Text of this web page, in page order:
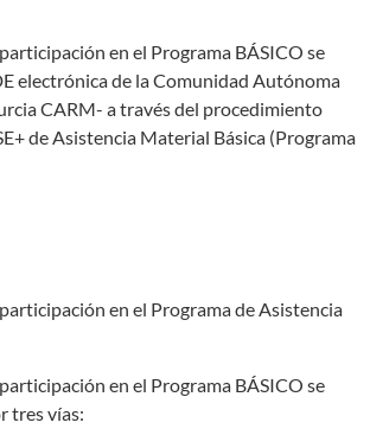
en el Programa BÁSICO se
electrónica de la Comunidad Autónoma
CARM- a través del procedimiento
de Asistencia Material Básica (Programa
en el Programa de Asistencia
en el Programa BÁSICO se
tres vías: